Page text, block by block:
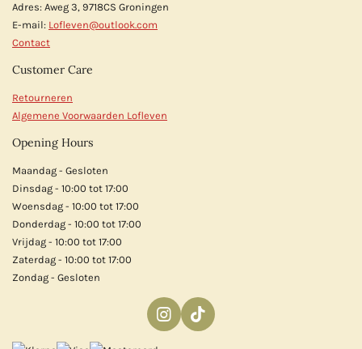
Adres: Aweg 3, 9718CS Groningen
E-mail: Lofleven@outlook.com
Contact
Customer Care
Retourneren
Algemene Voorwaarden Lofleven
Opening Hours
Maandag - Gesloten
Dinsdag - 10:00 tot 17:00
Woensdag - 10:00 tot 17:00
Donderdag - 10:00 tot 17:00
Vrijdag - 10:00 tot 17:00
Zaterdag - 10:00 tot 17:00
Zondag - Gesloten
I
n
T
i